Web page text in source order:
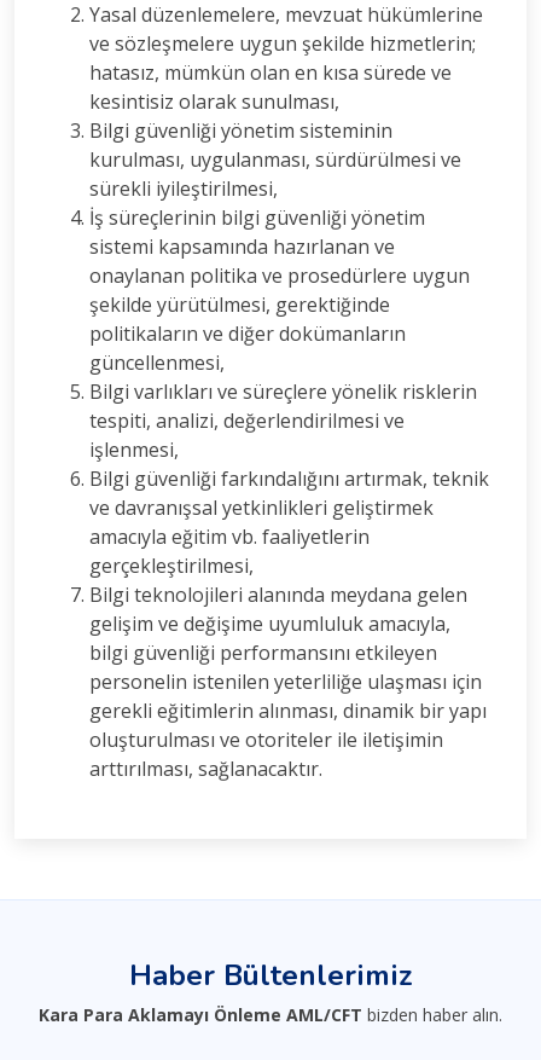
Yasal düzenlemelere, mevzuat hükümlerine
ve sözleşmelere uygun şekilde hizmetlerin;
hatasız, mümkün olan en kısa sürede ve
kesintisiz olarak sunulması,
Bilgi güvenliği yönetim sisteminin
kurulması, uygulanması, sürdürülmesi ve
sürekli iyileştirilmesi,
İş süreçlerinin bilgi güvenliği yönetim
sistemi kapsamında hazırlanan ve
onaylanan politika ve prosedürlere uygun
şekilde yürütülmesi, gerektiğinde
politikaların ve diğer dokümanların
güncellenmesi,
Bilgi varlıkları ve süreçlere yönelik risklerin
tespiti, analizi, değerlendirilmesi ve
işlenmesi,
Bilgi güvenliği farkındalığını artırmak, teknik
ve davranışsal yetkinlikleri geliştirmek
amacıyla eğitim vb. faaliyetlerin
gerçekleştirilmesi,
Bilgi teknolojileri alanında meydana gelen
gelişim ve değişime uyumluluk amacıyla,
bilgi güvenliği performansını etkileyen
personelin istenilen yeterliliğe ulaşması için
gerekli eğitimlerin alınması, dinamik bir yapı
oluşturulması ve otoriteler ile iletişimin
arttırılması, sağlanacaktır.
Haber Bültenlerimiz
Kara Para Aklamayı Önleme AML/CFT bizden haber alın.